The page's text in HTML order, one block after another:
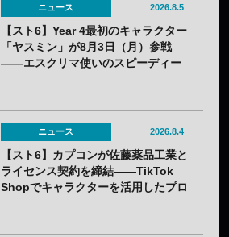
ニュース 2026.8.5
【スト6】Year 4最初のキャラクター
「ヤスミン」が8月3日（月）参戦
——エスクリマ使いのスピーディー
ニュース 2026.8.4
【スト6】カプコンが佐藤薬品工業と
ライセンス契約を締結——TikTok
Shopでキャラクターを活用したプロ